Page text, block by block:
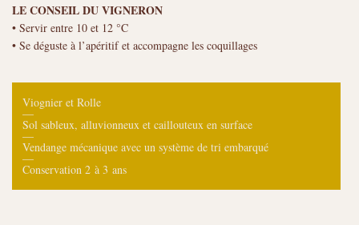
LE CONSEIL DU VIGNERON
• Servir entre 10 et 12 °C
• Se déguste à l’apéritif et accompagne les coquillages
Viognier et Rolle
—
Sol sableux, alluvionneux et caillouteux en surface
—
Vendange mécanique avec un système de tri embarqué
—
Conservation 2 à 3 ans